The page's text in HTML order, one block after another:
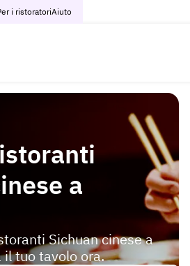
i ristoratoriAiuto
a
Sichuan cinese a
il tuo tavolo ora.